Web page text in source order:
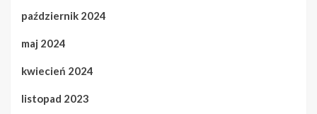
październik 2024
maj 2024
kwiecień 2024
listopad 2023